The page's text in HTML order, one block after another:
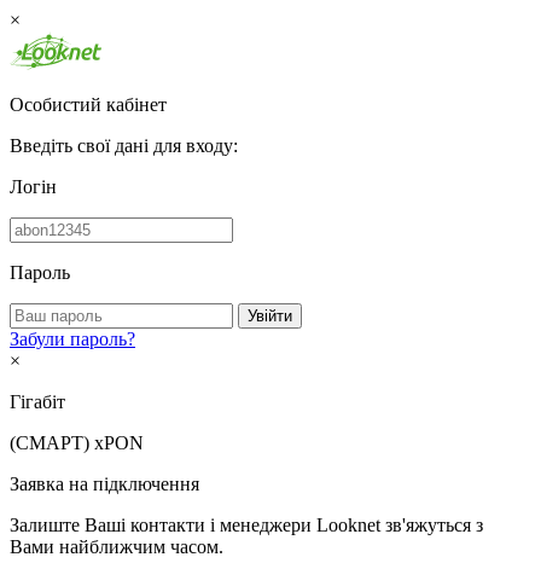
×
Особистий кабінет
Введіть свої дані для входу:
Логін
Пароль
Увійти
Забули пароль?
×
Гігабіт
(СМАРТ) xPON
Заявка на підключення
Залиште Ваші контакти і менеджери Looknet зв'яжуться з
Вами найближчим часом.